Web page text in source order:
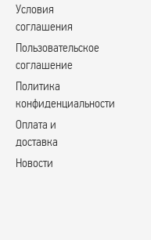
Условия
соглашения
Пользовательское
соглашение
Политика
конфиденциальности
Оплата и
доставка
Новости